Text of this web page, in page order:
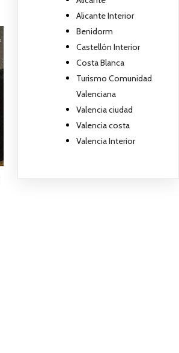
Alicante Interior
Benidorm
Castellón Interior
Costa Blanca
Turismo Comunidad
Valenciana
Valencia ciudad
Valencia costa
Valencia Interior